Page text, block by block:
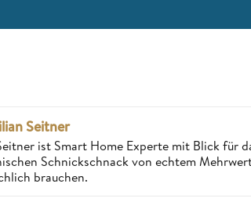
Seitner
ist Smart Home Experte mit Blick für
Schnickschnack von echtem
brauchen.